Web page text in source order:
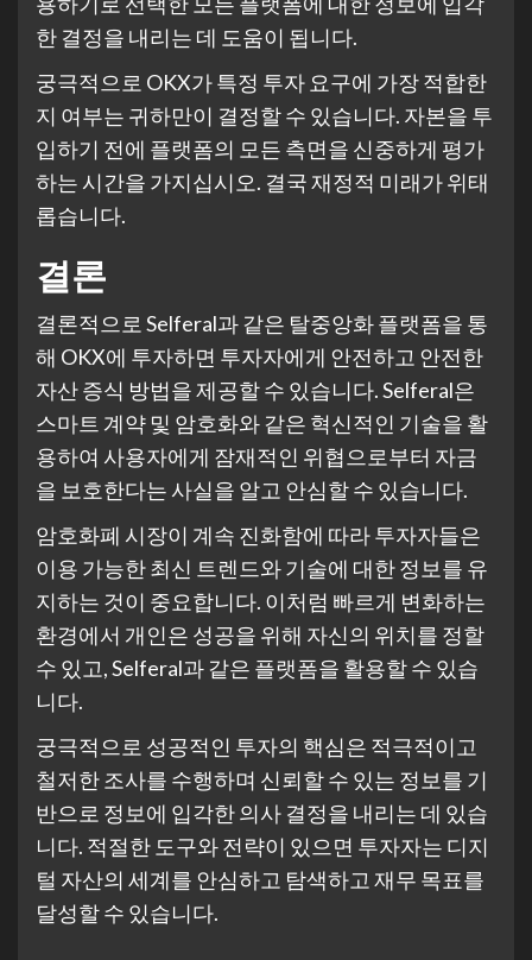
한 결정을 내리는 데 도움이 됩니다.
궁극적으로 OKX가 특정 투자 요구에 가장 적합한
지 여부는 귀하만이 결정할 수 있습니다. 자본을 투
입하기 전에 플랫폼의 모든 측면을 신중하게 평가
하는 시간을 가지십시오. 결국 재정적 미래가 위태
롭습니다.
결론
결론적으로 Selferal과 같은 탈중앙화 플랫폼을 통
해 OKX에 투자하면 투자자에게 안전하고 안전한
자산 증식 방법을 제공할 수 있습니다. Selferal은
스마트 계약 및 암호화와 같은 혁신적인 기술을 활
용하여 사용자에게 잠재적인 위협으로부터 자금
을 보호한다는 사실을 알고 안심할 수 있습니다.
암호화폐 시장이 계속 진화함에 따라 투자자들은
이용 가능한 최신 트렌드와 기술에 대한 정보를 유
지하는 것이 중요합니다. 이처럼 빠르게 변화하는
환경에서 개인은 성공을 위해 자신의 위치를 정할
수 있고, Selferal과 같은 플랫폼을 활용할 수 있습
니다.
궁극적으로 성공적인 투자의 핵심은 적극적이고
철저한 조사를 수행하며 신뢰할 수 있는 정보를 기
반으로 정보에 입각한 의사 결정을 내리는 데 있습
니다. 적절한 도구와 전략이 있으면 투자자는 디지
털 자산의 세계를 안심하고 탐색하고 재무 목표를
달성할 수 있습니다.